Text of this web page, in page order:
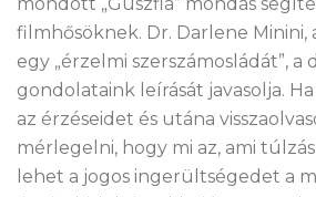
filmhősöknek. Dr. Darlene
egy „érzelmi szerszámosládát”, a
gondolataink leírását javasolja.
az érzéseidet és utána
mérlegelni, hogy mi az, ami
lehet a jogos ingerültségedet a